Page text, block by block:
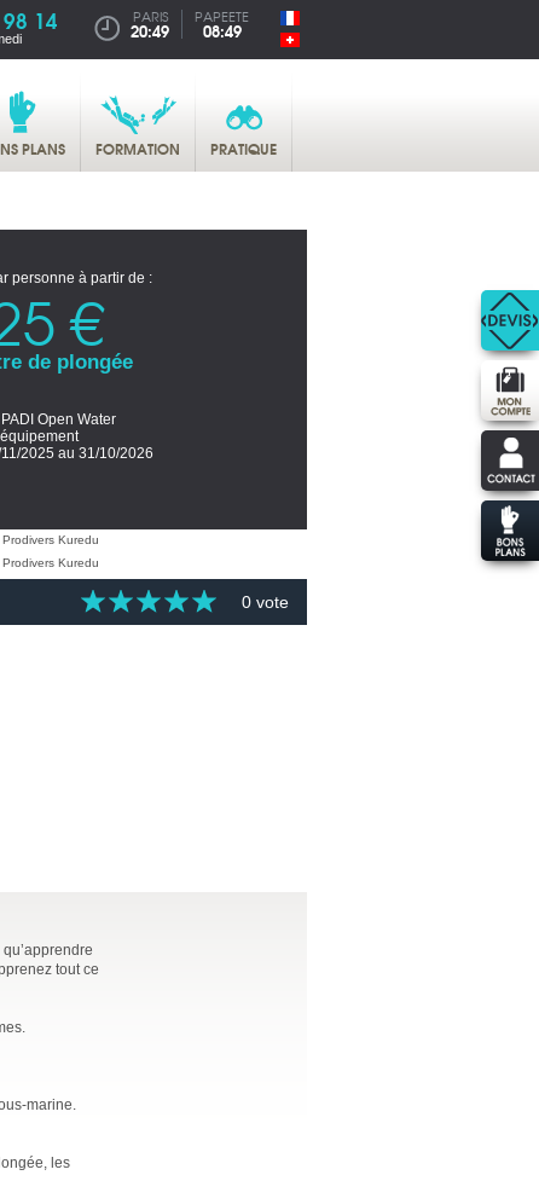
14 PARIS
20:49
PAPEETE
08:49
PLANS FORMATION PRATIQUE
personne à partir de :
€
de plongée
Open Water
2025 au 31/10/2026
0 vote
tout ce
marine.
les